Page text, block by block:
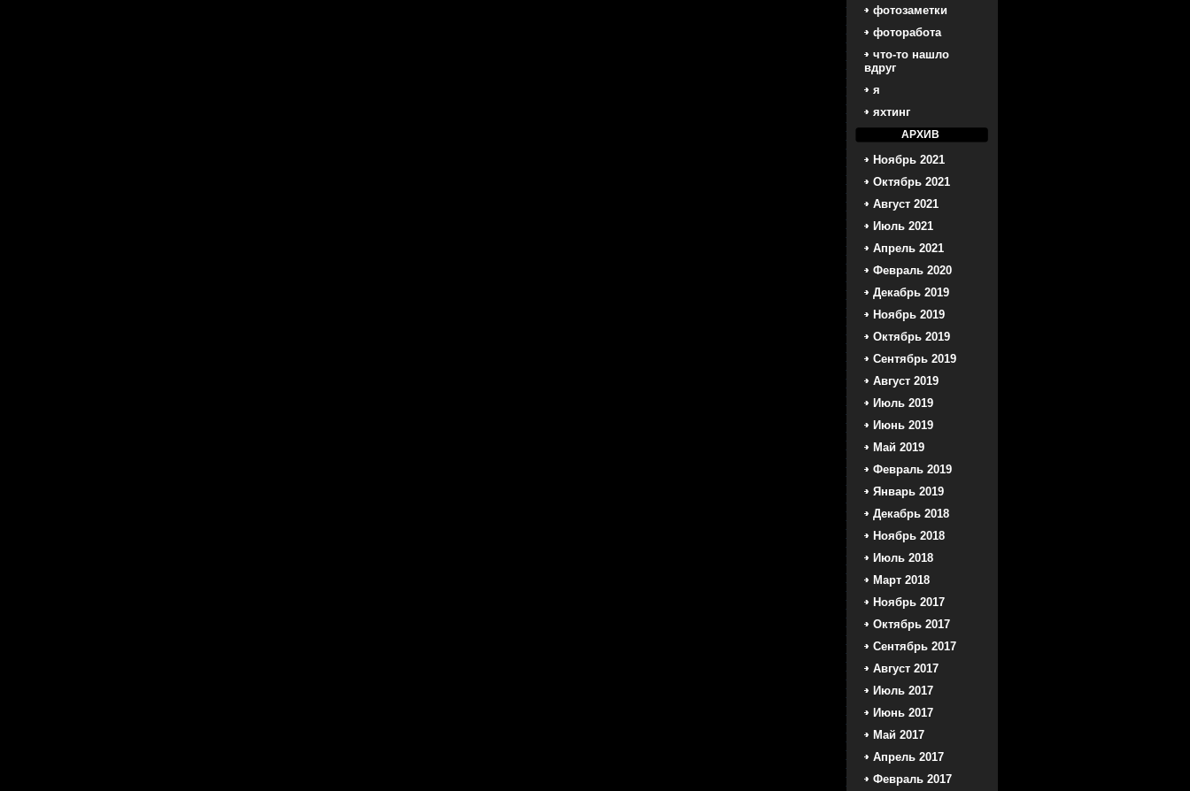
фотозаметки
фоторабота
что-то нашло
вдруг
я
яхтинг
АРХИВ
Ноябрь 2021
Октябрь 2021
Август 2021
Июль 2021
Апрель 2021
Февраль 2020
Декабрь 2019
Ноябрь 2019
Октябрь 2019
Сентябрь 2019
Август 2019
Июль 2019
Июнь 2019
Май 2019
Февраль 2019
Январь 2019
Декабрь 2018
Ноябрь 2018
Июль 2018
Март 2018
Ноябрь 2017
Октябрь 2017
Сентябрь 2017
Август 2017
Июль 2017
Июнь 2017
Май 2017
Апрель 2017
Февраль 2017